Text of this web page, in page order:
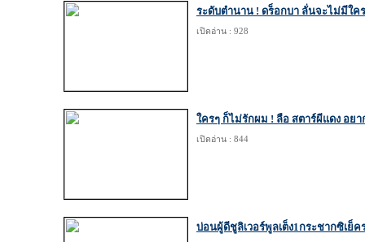
ระดับตำนาน ! ดร็อกบา ลั่นจะไม่มีใค
เปิดอ่าน : 928
ใครๆ ก็ไม่รักผม ! ลือ สตาร์ผีแดง อย
เปิดอ่าน : 844
บ่อนผู้ดีชูลิเวอร์พูลเต็ง1กระชากซิเย็